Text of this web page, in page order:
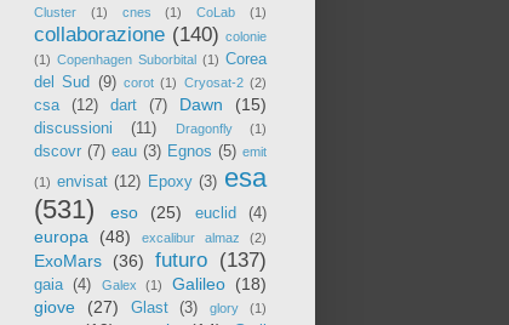
Cluster (1) cnes (1) CoLab (1)
collaborazione (140) colonie
(1) Copenhagen Suborbital (1) Corea
del Sud (9) corot (1) Cryosat-2 (2)
csa (12) dart (7) Dawn (15)
discussioni (11) Dragonfly (1)
dscovr (7) eau (3) Egnos (5) emit
(1) envisat (12) Epoxy (3) esa
(531)
eso (25) euclid (4)
europa (48) excalibur almaz (2)
ExoMars (36) futuro (137)
gaia (4) Galex (1) Galileo (18)
giove
(27) Glast (3) glory (1)